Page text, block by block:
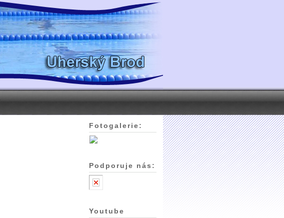
Fotogalerie:
Podporuje nás:
Youtube